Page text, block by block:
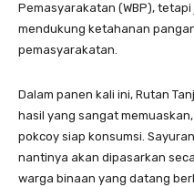
Pemasyarakatan (WBP),
mendukung ketahanan
pemasyarakatan.
Dalam panen kali ini, Rutan
hasil yang sangat
pokcoy siap konsumsi.
nantinya akan dipasarkan
warga binaan yang datang